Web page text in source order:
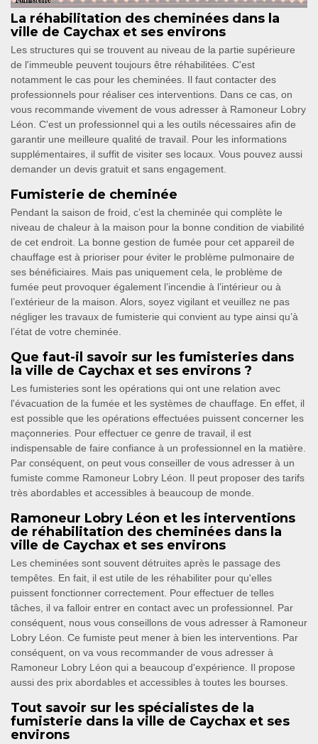
La réhabilitation des cheminées dans la
ville de Caychax et ses environs
Les structures qui se trouvent au niveau de la partie supérieure
de l'immeuble peuvent toujours être réhabilitées. C'est
notamment le cas pour les cheminées. Il faut contacter des
professionnels pour réaliser ces interventions. Dans ce cas, on
vous recommande vivement de vous adresser à Ramoneur Lobry
Léon. C'est un professionnel qui a les outils nécessaires afin de
garantir une meilleure qualité de travail. Pour les informations
supplémentaires, il suffit de visiter ses locaux. Vous pouvez aussi
demander un devis gratuit et sans engagement.
Fumisterie de cheminée
Pendant la saison de froid, c’est la cheminée qui complète le
niveau de chaleur à la maison pour la bonne condition de viabilité
de cet endroit. La bonne gestion de fumée pour cet appareil de
chauffage est à prioriser pour éviter le problème pulmonaire de
ses bénéficiaires. Mais pas uniquement cela, le problème de
fumée peut provoquer également l’incendie à l’intérieur ou à
l’extérieur de la maison. Alors, soyez vigilant et veuillez ne pas
négliger les travaux de fumisterie qui convient au type ainsi qu’à
l’état de votre cheminée.
Que faut-il savoir sur les fumisteries dans
la ville de Caychax et ses environs ?
Les fumisteries sont les opérations qui ont une relation avec
l'évacuation de la fumée et les systèmes de chauffage. En effet, il
est possible que les opérations effectuées puissent concerner les
maçonneries. Pour effectuer ce genre de travail, il est
indispensable de faire confiance à un professionnel en la matière.
Par conséquent, on peut vous conseiller de vous adresser à un
fumiste comme Ramoneur Lobry Léon. Il peut proposer des tarifs
très abordables et accessibles à beaucoup de monde.
Ramoneur Lobry Léon et les interventions
de réhabilitation des cheminées dans la
ville de Caychax et ses environs
Les cheminées sont souvent détruites après le passage des
tempêtes. En fait, il est utile de les réhabiliter pour qu'elles
puissent fonctionner correctement. Pour effectuer de telles
tâches, il va falloir entrer en contact avec un professionnel. Par
conséquent, nous vous conseillons de vous adresser à Ramoneur
Lobry Léon. Ce fumiste peut mener à bien les interventions. Par
conséquent, on va vous recommander de vous adresser à
Ramoneur Lobry Léon qui a beaucoup d'expérience. Il propose
aussi des prix abordables et accessibles à toutes les bourses.
Tout savoir sur les spécialistes de la
fumisterie dans la ville de Caychax et ses
environs